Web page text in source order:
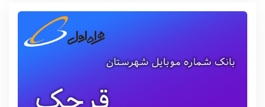
گیلانی، اشراقی، دهقان، نیروی هوایی، پیروزی، حافظیه،
امامت، شورا، آشتیانی، سرخه حصار، زینبیه، قصر فیروزه،
جوادیه، شکوفه، چهارصد دستگاه، دلگشا، مینا، سرآسیاب،
شاهین، صد دستگاه، شیوا ، نبی اکرم، صاحب الزمان،